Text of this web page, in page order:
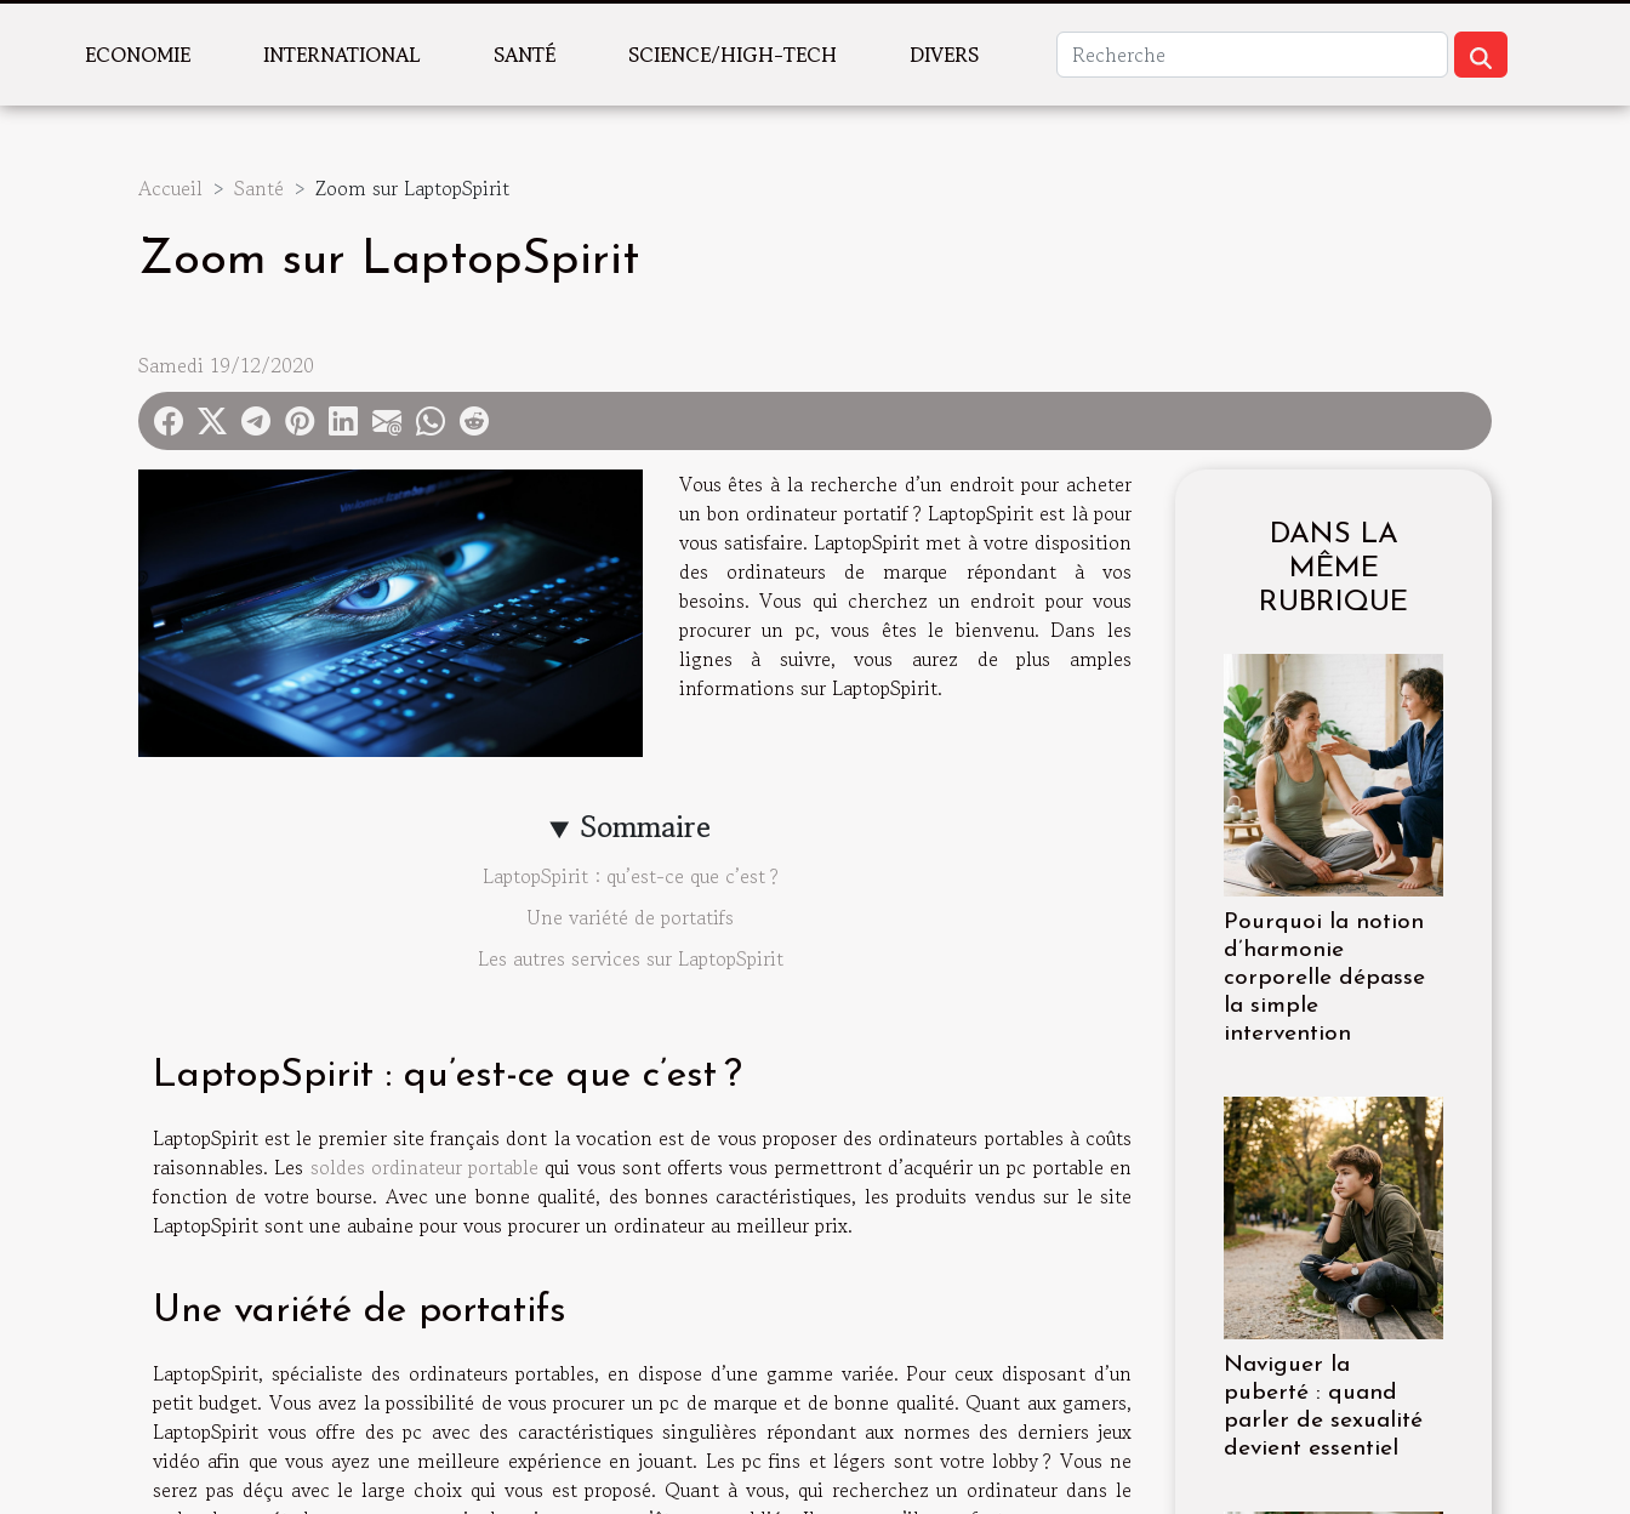
ECONOMIE INTERNATIONAL SANTÉ SCIENCE/HIGH-TECH DIVERS
Accueil Santé Zoom sur LaptopSpirit
Zoom sur LaptopSpirit
Samedi 19/12/2020
Sommaire
LaptopSpirit : qu’est-ce que c’est ?
Une variété de portatifs
Les autres services sur LaptopSpirit
Vous êtes à la recherche d’un endroit pour acheter
un bon ordinateur portatif ? LaptopSpirit est là pour
vous satisfaire. LaptopSpirit met à votre disposition
des ordinateurs de marque répondant à vos
besoins. Vous qui cherchez un endroit pour vous
procurer un pc, vous êtes le bienvenu. Dans les
lignes à suivre, vous aurez de plus amples
informations sur LaptopSpirit.
LaptopSpirit : qu’est-ce que c’est ?
LaptopSpirit est le premier site français dont la vocation est de vous proposer des ordinateurs portables à coûts
raisonnables. Les soldes ordinateur portable qui vous sont offerts vous permettront d’acquérir un pc portable en
fonction de votre bourse. Avec une bonne qualité, des bonnes caractéristiques, les produits vendus sur le site
LaptopSpirit sont une aubaine pour vous procurer un ordinateur au meilleur prix.
Une variété de portatifs
LaptopSpirit, spécialiste des ordinateurs portables, en dispose d’une gamme variée. Pour ceux disposant d’un
petit budget. Vous avez la possibilité de vous procurer un pc de marque et de bonne qualité. Quant aux gamers,
LaptopSpirit vous offre des pc avec des caractéristiques singulières répondant aux normes des derniers jeux
vidéo afin que vous ayez une meilleure expérience en jouant. Les pc fins et légers sont votre lobby ? Vous ne
serez pas déçu avec le large choix qui vous est proposé. Quant à vous, qui recherchez un ordinateur dans le
DANS LA
MÊME
RUBRIQUE
Pourquoi la notion
d’harmonie
corporelle dépasse
la simple
intervention
Naviguer la
puberté : quand
parler de sexualité
devient essentiel